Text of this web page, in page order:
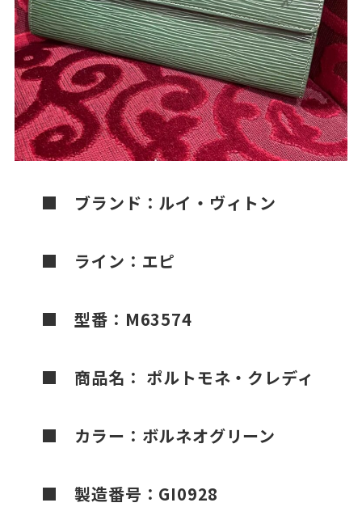
■ ブランド：ルイ・ヴィトン
■ ライン：エピ
■型番：M63574
■ 商品名： ポルトモネ・クレディ
■ カラー：ボルネオグリーン
■製造番号：GI0928